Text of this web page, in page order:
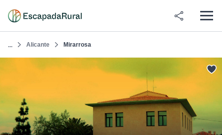
... Alicante Mirarrosa